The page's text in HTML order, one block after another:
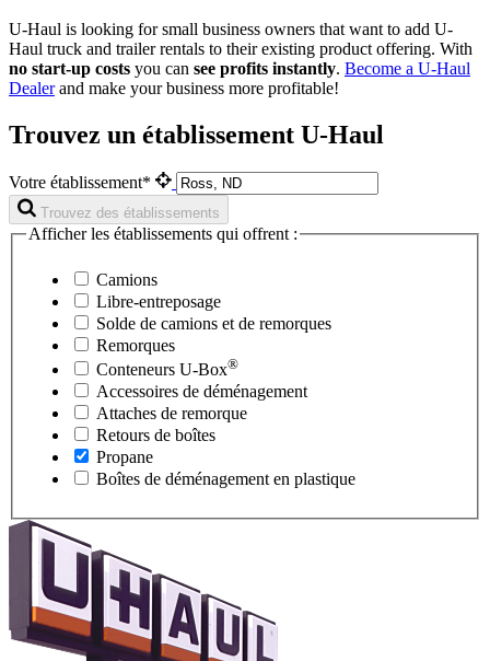
U-Haul is looking for small business owners that want to add U-
Haul truck and trailer rentals to their existing product offering. With
no start-up costs you can see profits instantly. Become a U-Haul
Dealerand make your business more profitable!
Trouvez un établissement U-Haul
Votre établissement*
Trouvez des établissements
Afficher les établissements qui offrent :
Camions
Libre-entreposage
Solde de camions et de remorques
Remorques
Conteneurs U-Box®
Accessoires de déménagement
Attaches de remorque
Retours de boîtes
Propane
Boîtes de déménagement en plastique